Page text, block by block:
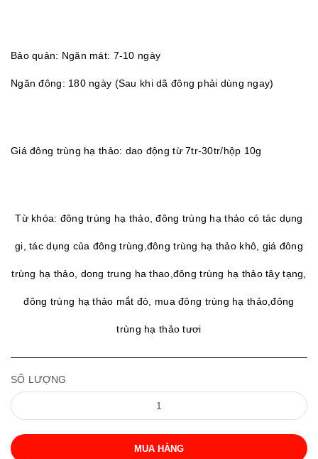
Bảo quản: Ngăn mát: 7-10 ngày
Ngăn đông: 180 ngày (Sau khi dã đông phải dùng ngay)
Giá đông trùng hạ thảo: dao động từ 7tr-30tr/hộp 10g
Từ khóa: đông trùng hạ thảo, đông trùng hạ thảo có tác dụng
gi, tác dụng của đông trùng,đông trùng hạ thảo khô, giá đông
trùng hạ thảo, dong trung ha thao,đông trùng hạ thảo tây tạng,
đông trùng hạ thảo mắt đỏ, mua đông trùng hạ thảo,đông
trùng hạ thảo tươi
SỐ LƯỢNG
MUA HÀNG